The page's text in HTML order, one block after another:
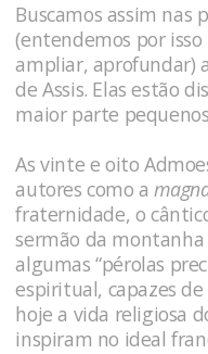
Buscamos assim nas
(entendemos por isso
ampliar, aprofundar)
de Assis. Elas estão
maior parte
As vinte e oito
autores como a
fraternidade, o
sermão da montanha
algumas “pérolas
espiritual, capazes
hoje a vida religiosa
inspiram no ideal